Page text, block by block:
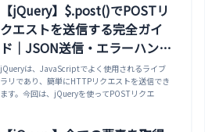
【jQuery】$.post()でPOSTリ
クエストを送信する完全ガイ
ド｜JSON送信・エラーハンド
リング・フォーム送信・fetch
比較まで
jQueryは、JavaScriptでよく使用されるライブ
ラリであり、簡単にHTTPリクエストを送信でき
ます。今回は、jQueryを使ってPOSTリクエ